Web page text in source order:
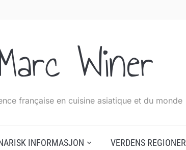
Winer
française en cuisine asiatique et du monde
INFORMASJON VERDENS REGIONER